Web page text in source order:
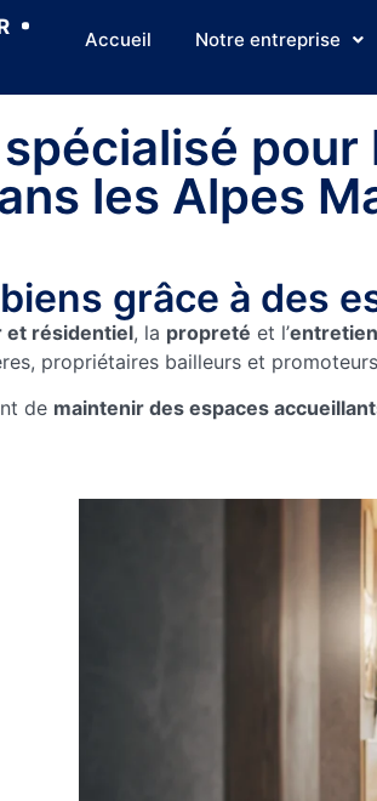
Accueil Notre entreprise
les Alpes
grâce à des
et résidentiel, la propreté et l’entretien
propriétaires bailleurs et
de maintenir des espaces